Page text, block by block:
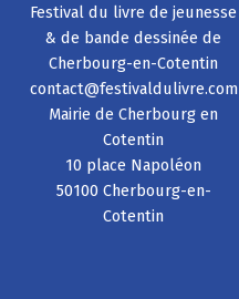
Festival du livre de jeunesse
& de bande dessinée de
Cherbourg-en-Cotentin
contact@festivaldulivre.com
Mairie de Cherbourg en
Cotentin
10 place Napoléon
50100 Cherbourg-en-
Cotentin